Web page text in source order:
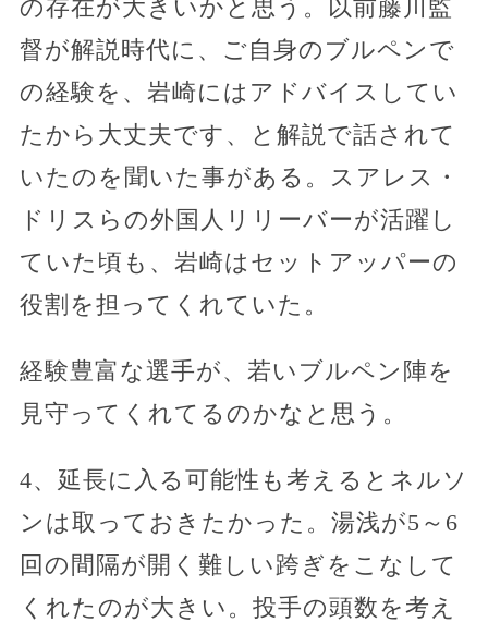
の存在が大きいかと思う。以前藤川監
督が解説時代に、ご自身のブルペンで
の経験を、岩崎にはアドバイスしてい
たから大丈夫です、と解説で話されて
いたのを聞いた事がある。スアレス・
ドリスらの外国人リリーバーが活躍し
ていた頃も、岩崎はセットアッパーの
役割を担ってくれていた。
経験豊富な選手が、若いブルペン陣を
見守ってくれてるのかなと思う。
4、延長に入る可能性も考えるとネルソ
ンは取っておきたかった。湯浅が5～6
回の間隔が開く難しい跨ぎをこなして
くれたのが大きい。投手の頭数を考え